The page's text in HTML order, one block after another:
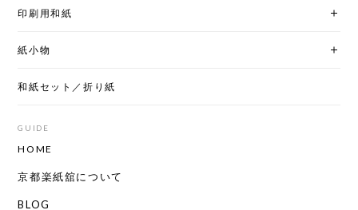
印刷用和紙
紙小物
和紙セット／折り紙
GUIDE
HOME
京都楽紙舘について
BLOG